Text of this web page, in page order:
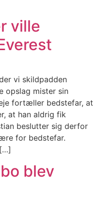
ville
vi skildpadden
opslag mister sin
fortæller bedstefar, at
at han aldrig fik
beslutter sig derfor
for bedstefar.
blev